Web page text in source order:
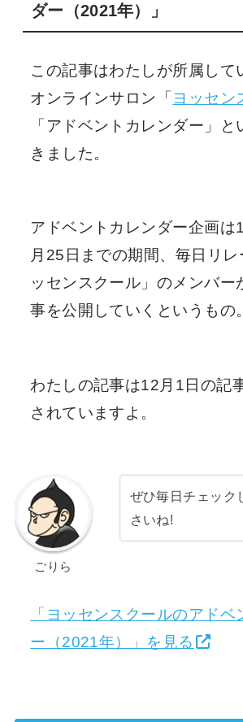
ダー（2021年）」
この記事はわたしが所属して
オンラインサロン「 ヨッセン
「アドベントカレンダー」
きました。
アドベントカレンダー企画は
月25日までの期間、毎日リレ
ッセンスクール」のメンバー
事を公開していくというもの。
わたしの記事は12月1日の記
されていますよ。
ごりら
ぜひ毎日チェック
さいね!
「ヨッセンスクールのアド
ー（2021年）」を見る